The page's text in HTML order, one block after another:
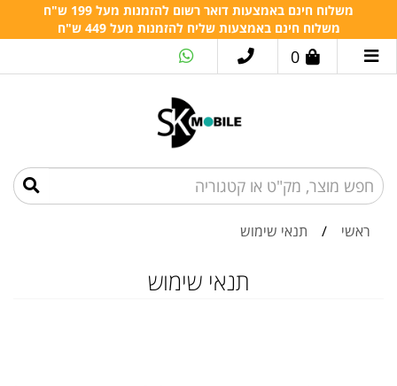
משלוח חינם באמצעות דואר רשום להזמנות מעל 199 ש"ח
משלוח חינם באמצעות שליח להזמנות מעל 449 ש"ח
0
ראשי / תנאי שימוש
תנאי שימוש